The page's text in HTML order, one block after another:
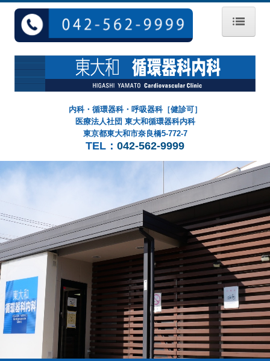
院長紹介
健康診断
求人情報
内科・循環器科・呼吸器科［健診可］
医療法人社団 東大和循環器科内科
東京都東大和市奈良橋5-772-7
TEL： 042-562-9999